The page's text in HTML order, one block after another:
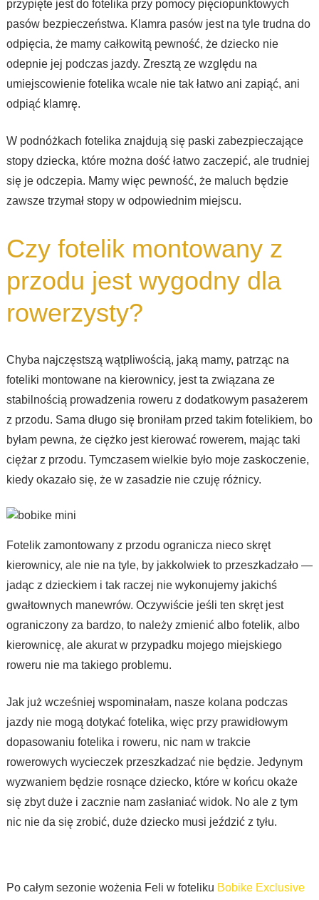
przypięte jest do fotelika przy pomocy pięciopunktowych
pasów bezpieczeństwa. Klamra pasów jest na tyle trudna do
odpięcia, że mamy całkowitą pewność, że dziecko nie
odepnie jej podczas jazdy. Zresztą ze względu na
umiejscowienie fotelika wcale nie tak łatwo ani zapiąć, ani
odpiąć klamrę.
W podnóżkach fotelika znajdują się paski zabezpieczające
stopy dziecka, które można dość łatwo zaczepić, ale trudniej
się je odczepia. Mamy więc pewność, że maluch będzie
zawsze trzymał stopy w odpowiednim miejscu.
Czy fotelik montowany z
przodu jest wygodny dla
rowerzysty?
Chyba najczęstszą wątpliwością, jaką mamy, patrząc na
foteliki montowane na kierownicy, jest ta związana ze
stabilnością prowadzenia roweru z dodatkowym pasażerem
z przodu. Sama długo się broniłam przed takim fotelikiem, bo
byłam pewna, że ciężko jest kierować rowerem, mając taki
ciężar z przodu. Tymczasem wielkie było moje zaskoczenie,
kiedy okazało się, że w zasadzie nie czuję różnicy.
Fotelik zamontowany z przodu ogranicza nieco skręt
kierownicy, ale nie na tyle, by jakkolwiek to przeszkadzało —
jadąc z dzieckiem i tak raczej nie wykonujemy jakichś
gwałtownych manewrów. Oczywiście jeśli ten skręt jest
ograniczony za bardzo, to należy zmienić albo fotelik, albo
kierownicę, ale akurat w przypadku mojego miejskiego
roweru nie ma takiego problemu.
Jak już wcześniej wspominałam, nasze kolana podczas
jazdy nie mogą dotykać fotelika, więc przy prawidłowym
dopasowaniu fotelika i roweru, nic nam w trakcie
rowerowych wycieczek przeszkadzać nie będzie. Jedynym
wyzwaniem będzie rosnące dziecko, które w końcu okaże
się zbyt duże i zacznie nam zasłaniać widok. No ale z tym
nic nie da się zrobić, duże dziecko musi jeździć z tyłu.
Po całym sezonie wożenia Feli w foteliku Bobike Exclusive